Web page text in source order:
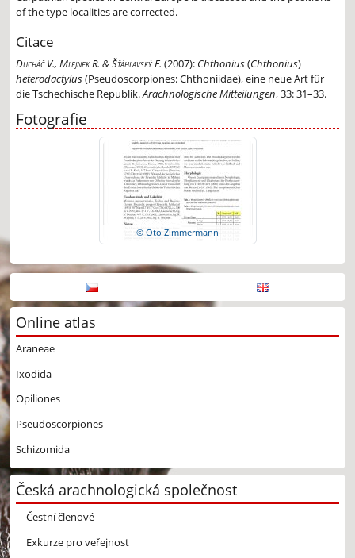
of the type localities are corrected.
Citace
Ducháč V., Mlejnek R. & Šťáhlavský F. (2007): Chthonius(Chthonius)
heterodactylus(Pseudoscorpiones: Chthoniidae), eine neue Art für
die Tschechische Republik.Arachnologische Mitteilungen, 33: 31–33.
Fotografie
© Oto Zimmermann
Online atlas
Araneae
Ixodida
Opiliones
Pseudoscorpiones
Schizomida
Česká arachnologická společnost
Čestní členové
Exkurze pro veřejnost